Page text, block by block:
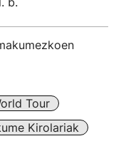
Tour
Kirolariak